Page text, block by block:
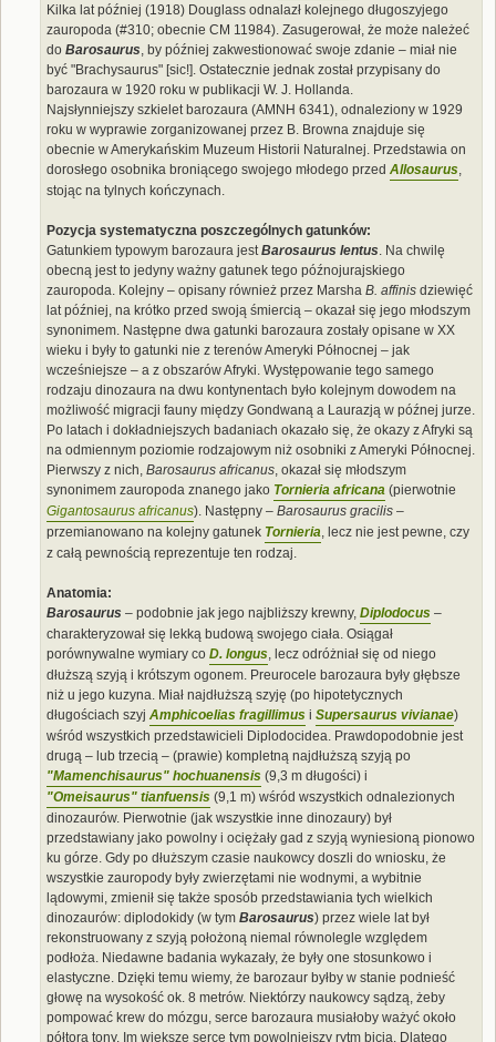
Kilka lat później (1918) Douglass odnalazł kolejnego długoszyjego
zauropoda (#310; obecnie CM 11984). Zasugerował, że może należeć
do Barosaurus, by później zakwestionować swoje zdanie – miał nie
być "Brachysaurus" [sic!]. Ostatecznie jednak został przypisany do
barozaura w 1920 roku w publikacji W. J. Hollanda.
Najsłynniejszy szkielet barozaura (AMNH 6341), odnaleziony w 1929
roku w wyprawie zorganizowanej przez B. Browna znajduje się
obecnie w Amerykańskim Muzeum Historii Naturalnej. Przedstawia on
dorosłego osobnika broniącego swojego młodego przed Allosaurus,
stojąc na tylnych kończynach.
Pozycja systematyczna poszczególnych gatunków:
Gatunkiem typowym barozaura jestBarosaurus lentus. Na chwilę
obecną jest to jedyny ważny gatunek tego późnojurajskiego
zauropoda. Kolejny – opisany również przez Marsha B. affinis dziewięć
lat później, na krótko przed swoją śmiercią – okazał się jego młodszym
synonimem. Następne dwa gatunki barozaura zostały opisane w XX
wieku i były to gatunki nie z terenów Ameryki Północnej – jak
wcześniejsze – a z obszarów Afryki. Występowanie tego samego
rodzaju dinozaura na dwu kontynentach było kolejnym dowodem na
możliwość migracji fauny między Gondwaną a Laurazją w późnej jurze.
Po latach i dokładniejszych badaniach okazało się, że okazy z Afryki są
na odmiennym poziomie rodzajowym niż osobniki z Ameryki Północnej.
Pierwszy z nich, Barosaurus africanus, okazał się młodszym
synonimem zauropoda znanego jako Tornieria africana (pierwotnie
Gigantosaurus africanus). Następny – Barosaurus gracilis –
przemianowano na kolejny gatunek Tornieria, lecz nie jest pewne, czy
z całą pewnością reprezentuje ten rodzaj.
Anatomia:
Barosaurus – podobnie jak jego najbliższy krewny, Diplodocus –
charakteryzował się lekką budową swojego ciała. Osiągał
porównywalne wymiary co D. longus, lecz odróżniał się od niego
dłuższą szyją i krótszym ogonem. Preurocele barozaura były głębsze
niż u jego kuzyna. Miał najdłuższą szyję (po hipotetycznych
długościach szyj Amphicoelias fragillimus i Supersaurus vivianae)
wśród wszystkich przedstawicieli Diplodocidea. Prawdopodobnie jest
drugą – lub trzecią – (prawie) kompletną najdłuższą szyją po
"Mamenchisaurus" hochuanensis (9,3 m długości) i
"Omeisaurus" tianfuensis (9,1 m) wśród wszystkich odnalezionych
dinozaurów. Pierwotnie (jak wszystkie inne dinozaury) był
przedstawiany jako powolny i ociężały gad z szyją wyniesioną pionowo
ku górze. Gdy po dłuższym czasie naukowcy doszli do wniosku, że
wszystkie zauropody były zwierzętami nie wodnymi, a wybitnie
lądowymi, zmienił się także sposób przedstawiania tych wielkich
dinozaurów: diplodokidy (w tym Barosaurus) przez wiele lat był
rekonstruowany z szyją położoną niemal równolegle względem
podłoża. Niedawne badania wykazały, że były one stosunkowo i
elastyczne. Dzięki temu wiemy, że barozaur byłby w stanie podnieść
głowę na wysokość ok. 8 metrów. Niektórzy naukowcy sądzą, żeby
pompować krew do mózgu, serce barozaura musiałoby ważyć około
półtora tony. Im większe serce tym powolniejszy rytm bicia. Dlatego